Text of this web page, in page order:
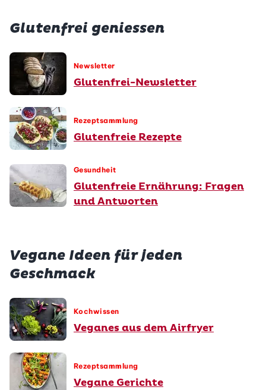
Glutenfrei geniessen
Newsletter
Glutenfrei-Newsletter
Rezeptsammlung
Glutenfreie Rezepte
Gesundheit
Glutenfreie Ernährung: Fragen
und Antworten
Vegane Ideen für jeden
Geschmack
Kochwissen
Veganes aus dem Airfryer
Rezeptsammlung
Vegane Gerichte